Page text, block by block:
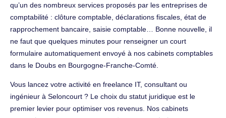
qu’un des nombreux services proposés par les entreprises de
comptabilité : clôture comptable, déclarations fiscales, état de
rapprochement bancaire, saisie comptable… Bonne nouvelle, il
ne faut que quelques minutes pour renseigner un court
formulaire automatiquement envoyé à nos cabinets comptables
dans le Doubs en Bourgogne-Franche-Comté.
Vous lancez votre activité en freelance IT, consultant ou
ingénieur à Seloncourt ? Le choix du statut juridique est le
premier levier pour optimiser vos revenus. Nos cabinets